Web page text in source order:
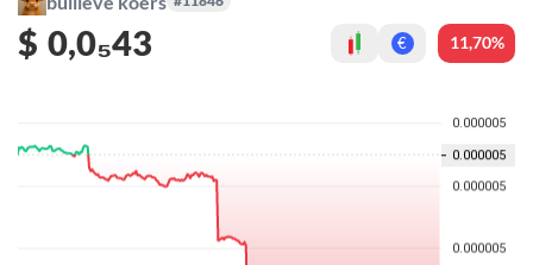
$ 0,0₅43 € 11,70%